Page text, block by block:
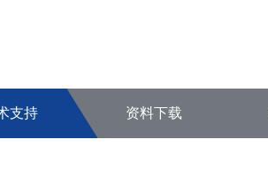
支持 资料下载